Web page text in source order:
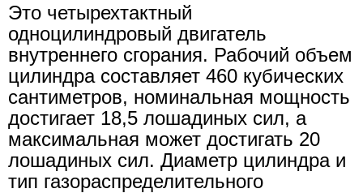
Это четырехтактный
одноцилиндровый двигатель
внутреннего сгорания. Рабочий объем
цилиндра составляет 460 кубических
сантиметров, номинальная мощность
достигает 18,5 лошадиных сил, а
максимальная может достигать 20
лошадиных сил. Диаметр цилиндра и
тип газораспределительного